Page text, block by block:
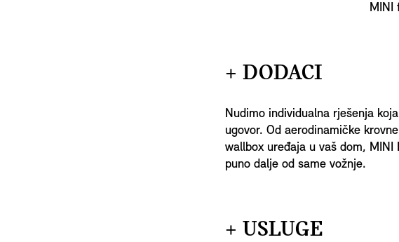
MINI
+ DODACI
Nudimo individualna rješenja
ugovor. Od aerodinamičke
wallbox uređaja u vaš dom,
puno dalje od same vožnje.
+ USLUGE